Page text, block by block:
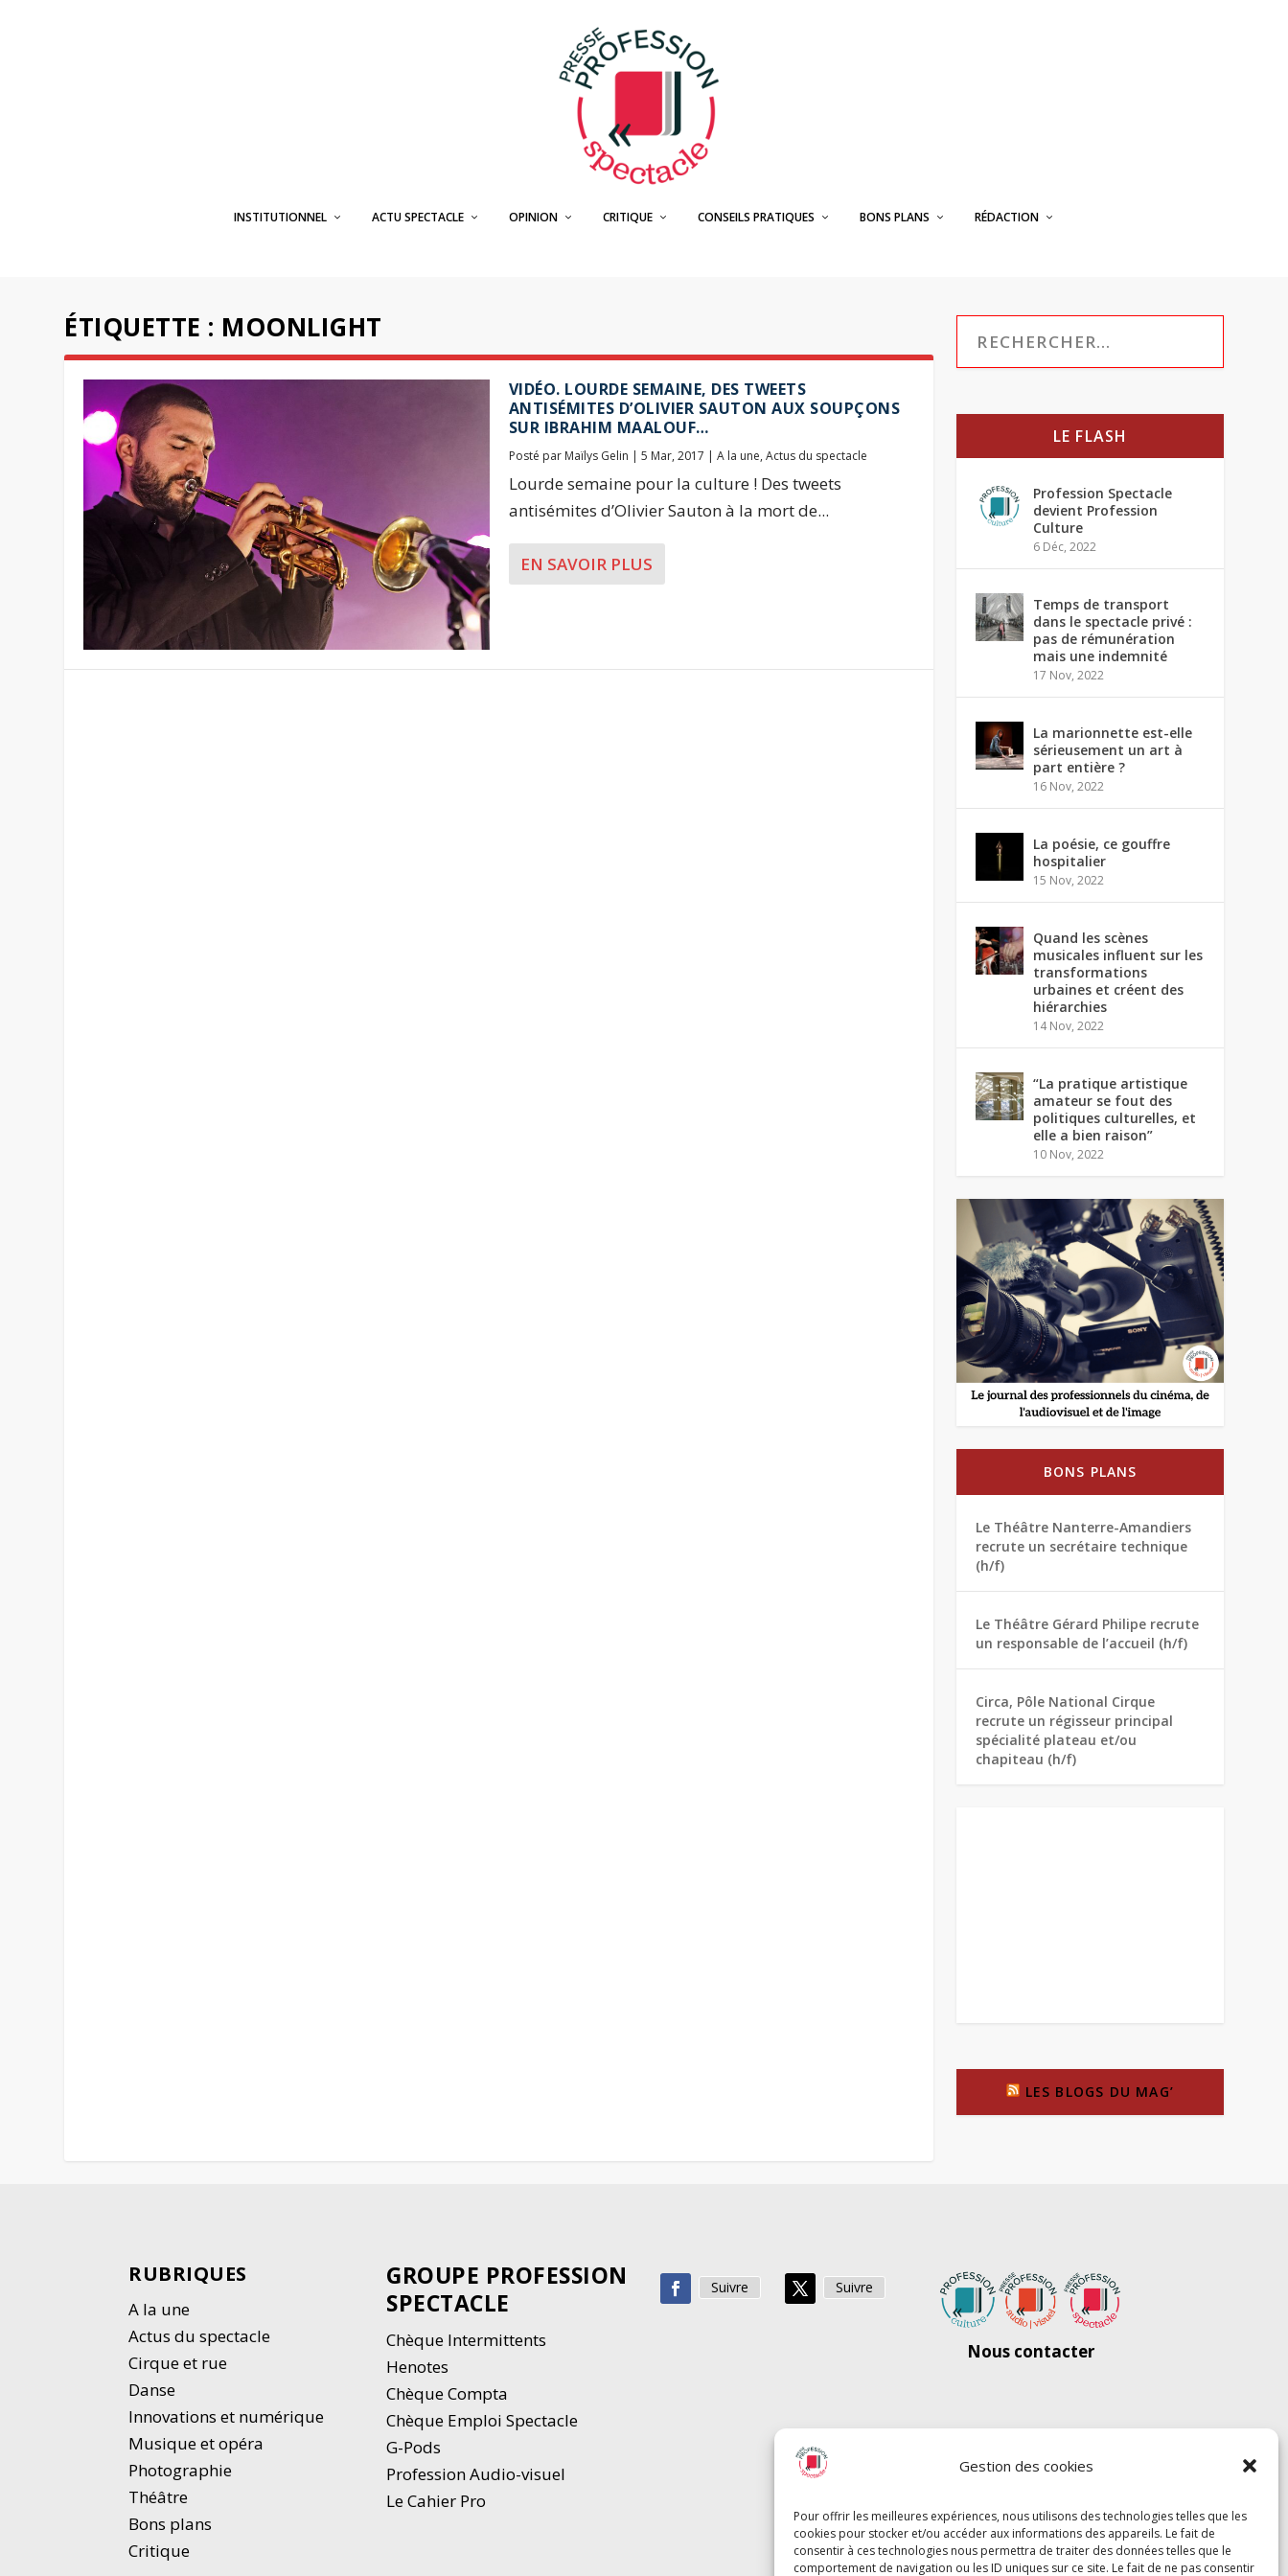
Gestion des cookies
Pour offrir les meilleures expériences, nous utilisons des technologies telles que les
cookies pour stocker et/ou accéder aux informations des appareils. Le fait de
consentir à ces technologies nous permettra de traiter des données telles que le
comportement de navigation ou les ID uniques sur ce site. Le fait de ne pas consentir
INSTITUTIONNEL ACTU SPECTACLE OPINION CRITIQUE CONSEILS PRATIQUES BONS PLANS RÉDACTION
ÉTIQUETTE : MOONLIGHT
VIDÉO. LOURDE SEMAINE, DES TWEETS
ANTISÉMITES D’OLIVIER SAUTON AUX SOUPÇONS
SUR IBRAHIM MAALOUF…
Posté par Maïlys Gelin | 5 Mar, 2017 | A la une, Actus du spectacle
Lourde semaine pour la culture ! Des tweets
antisémites d’Olivier Sauton à la mort de...
EN SAVOIR PLUS
LE FLASH
Profession Spectacle
devient Profession
Culture
6 Déc, 2022
Temps de transport
dans le spectacle privé :
pas de rémunération
mais une indemnité
17 Nov, 2022
La marionnette est-elle
sérieusement un art à
part entière ?
16 Nov, 2022
La poésie, ce gouffre
hospitalier
15 Nov, 2022
Quand les scènes
musicales influent sur les
transformations
urbaines et créent des
hiérarchies
14 Nov, 2022
“La pratique artistique
amateur se fout des
politiques culturelles, et
elle a bien raison”
10 Nov, 2022
BONS PLANS
Le Théâtre Nanterre-Amandiers
recrute un secrétaire technique
(h/f)
Le Théâtre Gérard Philipe recrute
un responsable de l’accueil (h/f)
Circa, Pôle National Cirque
recrute un régisseur principal
spécialité plateau et/ou
chapiteau (h/f)
LES BLOGS DU MAG’
RUBRIQUES
A la une
Actus du spectacle
Cirque et rue
Danse
Innovations et numérique
Musique et opéra
Photographie
Théâtre
Bons plans
Critique
GROUPE PROFESSION
SPECTACLE
Chèque Intermittents
Henotes
Chèque Compta
Chèque Emploi Spectacle
G-Pods
Profession Audio-visuel
Le Cahier Pro
Suivre Suivre
Nous contacter